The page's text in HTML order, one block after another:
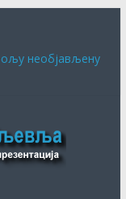
необјављену
завичају
И ДРУГА
ЗА
ХУМОРА И
ЗА НАБАВКУ